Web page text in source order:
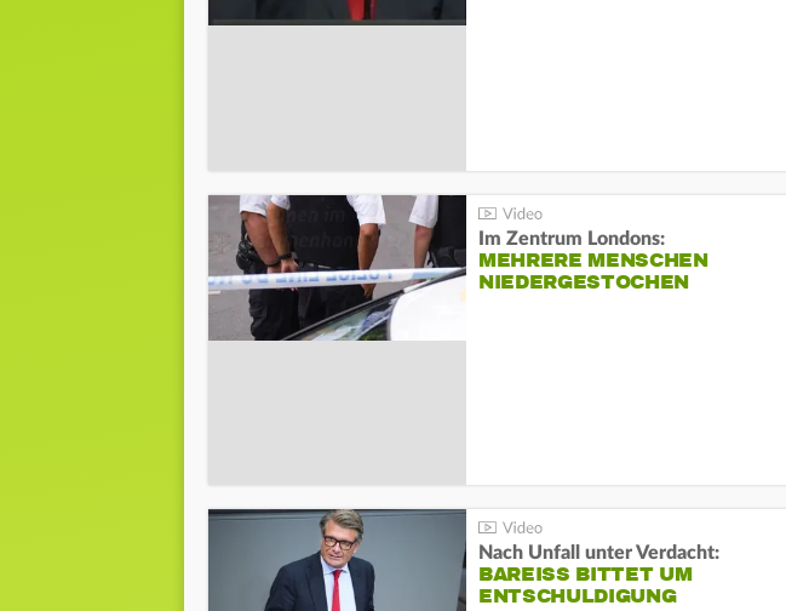
Im Zentrum Londons:
MEHRERE MENSCHEN
NIEDERGESTOCHEN
Nach Unfall unter Verdacht:
BAREISS BITTET UM E
NTSCHULDIGUNG